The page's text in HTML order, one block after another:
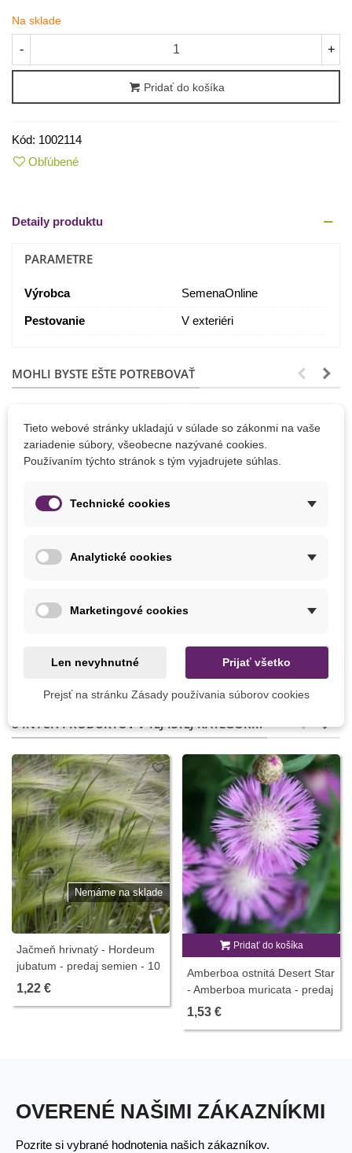
Na sklade
- +
Pridať do košíka
Kód: 1002114
Obľúbené
Detaily produktu
PARAMETRE
Výrobca SemenaOnline
Pestovanie V exteriéri
MOHLI BYSTE EŠTE POTREBOVAŤ
8 INÝCH PRODUKTOV V TEJ ISTEJ KATEGÓRII:
Nemáme na sklade
Jačmeň hrivnatý - Hordeum
jubatum - predaj semien - 10
ks
1,22 €
Pridať do košíka
Amberboa ostnitá Desert Star
- Amberboa muricata - predaj
semien - 50 ks
1,53 €
OVERENÉ NAŠIMI ZÁKAZNÍKMI
Pozrite si vybrané hodnotenia našich zákazníkov.
Tieto webové stránky ukladajú v súlade so zákonmi na vaše
zariadenie súbory, všeobecne nazývané cookies.
Používaním týchto stránok s tým vyjadrujete súhlas.
Technické cookies
Analytické cookies
Marketingové cookies
Len nevyhnutné Prijať všetko
Prejsť na stránku Zásady používania súborov cookies